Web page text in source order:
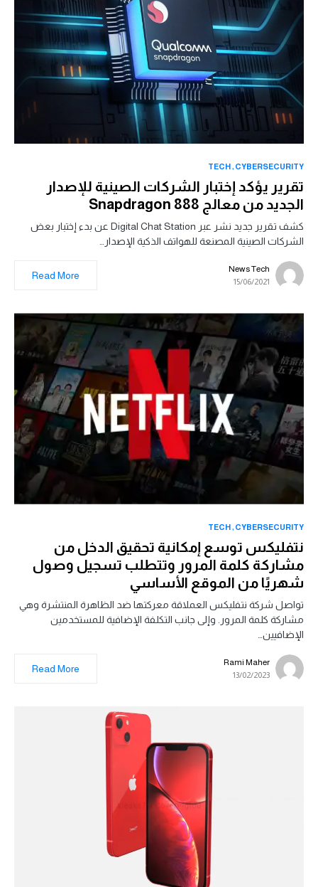
CYBERSECURITY
TECH
تقرير يؤكد إختبار الشركات الصينية للإصدار
الجديد من معالج Snapdragon 888
كشف تقرير جديد نشر عبر Digital Chat Station عن بدء إختبار بعض
الشركات الصينية المصنعة للهواتف الذكية الإصدار…
News Tech
15/06/2021
Read More
CYBERSECURITY
TECH
نتفليكس توسع إمكانية تحقيق الدخل من
مشاركة كلمة المرور وتتطلب تسجيل وصول
شهريًا من الموقع الأساسي
تواصل شركة نتفليكس العملاقة معركتها ضد الظاهرة المنتشرة وهي
مشاركة كلمة المرور. وإلى جانب التكلفة الإضافية للمستخدمين
الإضافيين…
Rami Maher
13/02/2023
Read More